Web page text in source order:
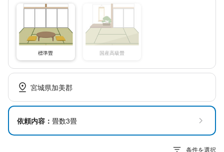
標準畳 国産高級畳
宮城県加美郡
依頼内容： 畳数3畳
条件を選択